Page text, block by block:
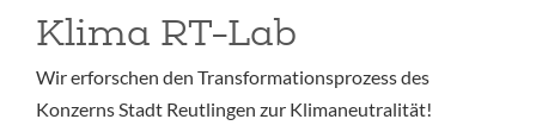
Klima RT-Lab
Wir erforschen den Transformationsprozess des
Konzerns Stadt Reutlingen zur Klimaneutralität!